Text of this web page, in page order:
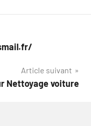
Article suivant
Nettoyage voiture